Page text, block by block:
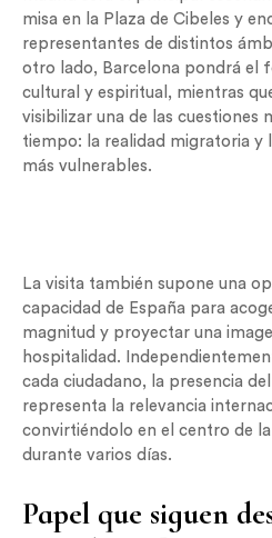
misa en la Plaza de Cibeles y
representantes de distintos
otro lado, Barcelona pondrá el
cultural y espiritual, mientras
visibilizar una de las cuestiones
tiempo: la realidad migratoria y
más vulnerables.
La visita también supone una
capacidad de España para
magnitud y proyectar una
hospitalidad.
cada ciudadano, la presencia
representa la relevancia
convirtiéndolo en el centro de
durante varios días.
Papel que siguen